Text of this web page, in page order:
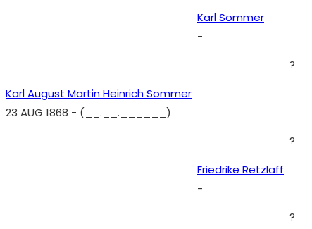
Karl Sommer
-
?
Karl August Martin Heinrich Sommer
23 AUG 1868 - (__.__.______)
?
Friedrike Retzlaff
-
?